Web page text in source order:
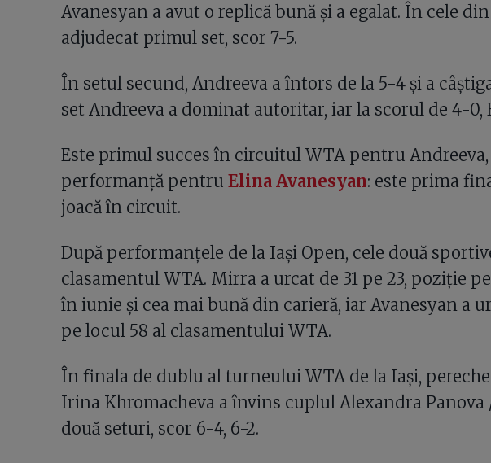
Avanesyan a avut o replică bună și a egalat. În cele
adjudecat primul set, scor 7-5.
În setul secund, Andreeva a întors de la 5-4 și a
set Andreeva a dominat autoritar, iar la scorul de 4-0,
Este primul succes în circuitul WTA pentru Andreeva,
performanță pentru Elina Avanesyan: este prima
joacă în circuit.
După performanțele de la Iași Open, cele două
clasamentul WTA. Mirra a urcat de 31 pe 23, poziție
în iunie și cea mai bună din carieră, iar Avanesyan a
pe locul 58 al clasamentului WTA.
În finala de dublu al turneului WTA de la Iași,
Irina Khromacheva a învins cuplul Alexandra Panova
două seturi, scor 6-4, 6-2.